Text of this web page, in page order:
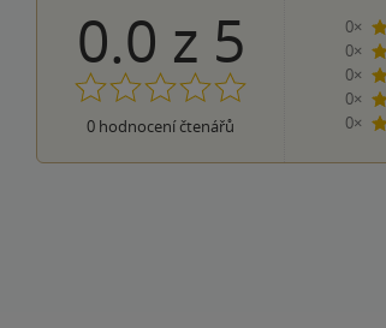
0.0 z 5
0 hodnocení čtenářů
0×
0×
0×
0×
0×